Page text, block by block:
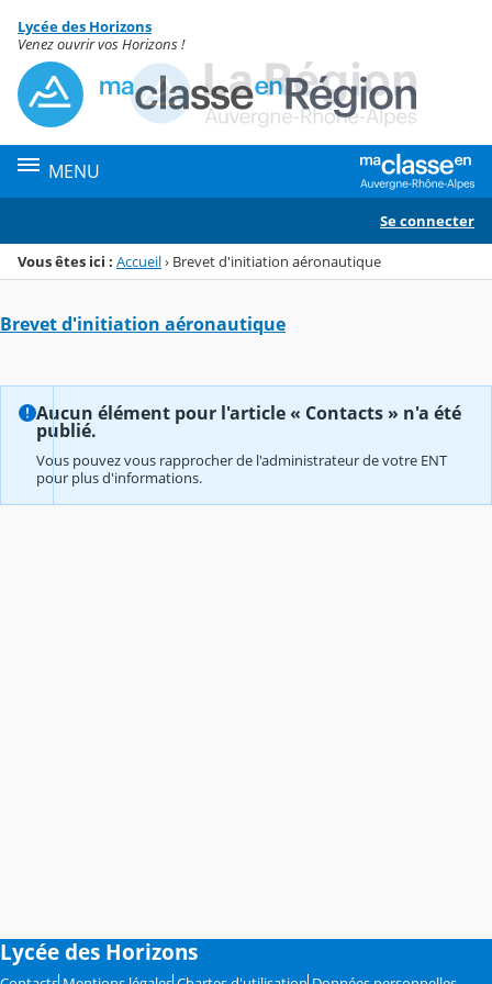
Menu de la rubrique
Contenu
Lycée des Horizons
Venez ouvrir vos Horizons !
MENU
Se connecter
Vous êtes ici : Accueil› Brevet d'initiation aéronautique
Brevet d'initiation aéronautique
Aucun élément pour l'article « Contacts » n'a été
publié.
Vous pouvez vous rapprocher de l'administrateur de votre ENT
pour plus d'informations.
Lycée des Horizons